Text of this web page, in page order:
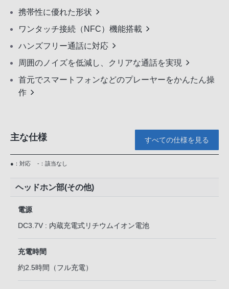
携帯性に優れた形状
ワンタッチ接続（NFC）機能搭載
ハンズフリー通話に対応
周囲のノイズを低減し、クリアな通話を実現
首元でスマートフォンなどのプレーヤーをかんたん操
作
主な仕様 すべての仕様を見る
●：対応 -：該当なし
ヘッドホン部(その他)
電源
DC3.7V : 内蔵充電式リチウムイオン電池
充電時間
約2.5時間（フル充電）